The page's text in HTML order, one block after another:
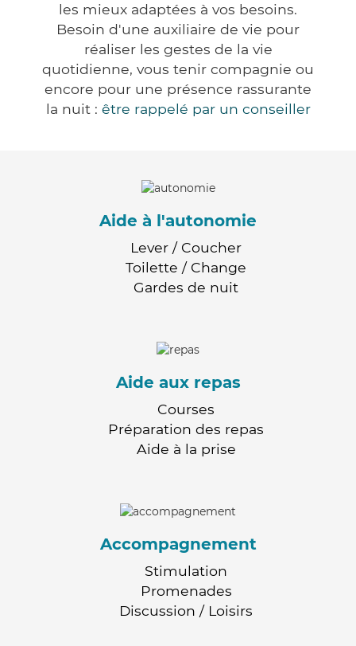
les mieux adaptées à vos besoins.
Besoin d'une auxiliaire de vie pour
réaliser les gestes de la vie
quotidienne, vous tenir compagnie ou
encore pour une présence rassurante
la nuit : être rappelé par un conseiller
Aide à l'autonomie
Lever / Coucher
Toilette / Change
Gardes de nuit
Aide aux repas
Courses
Préparation des repas
Aide à la prise
Accompagnement
Stimulation
Promenades
Discussion / Loisirs